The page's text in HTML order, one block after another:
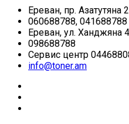
Ереван, пр. Азатутяна
060688788, 041688788
Ереван, ул. Ханджяна
098688788
Сервис центр
info@toner.am